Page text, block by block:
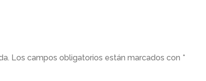
Los campos obligatorios están marcados con *